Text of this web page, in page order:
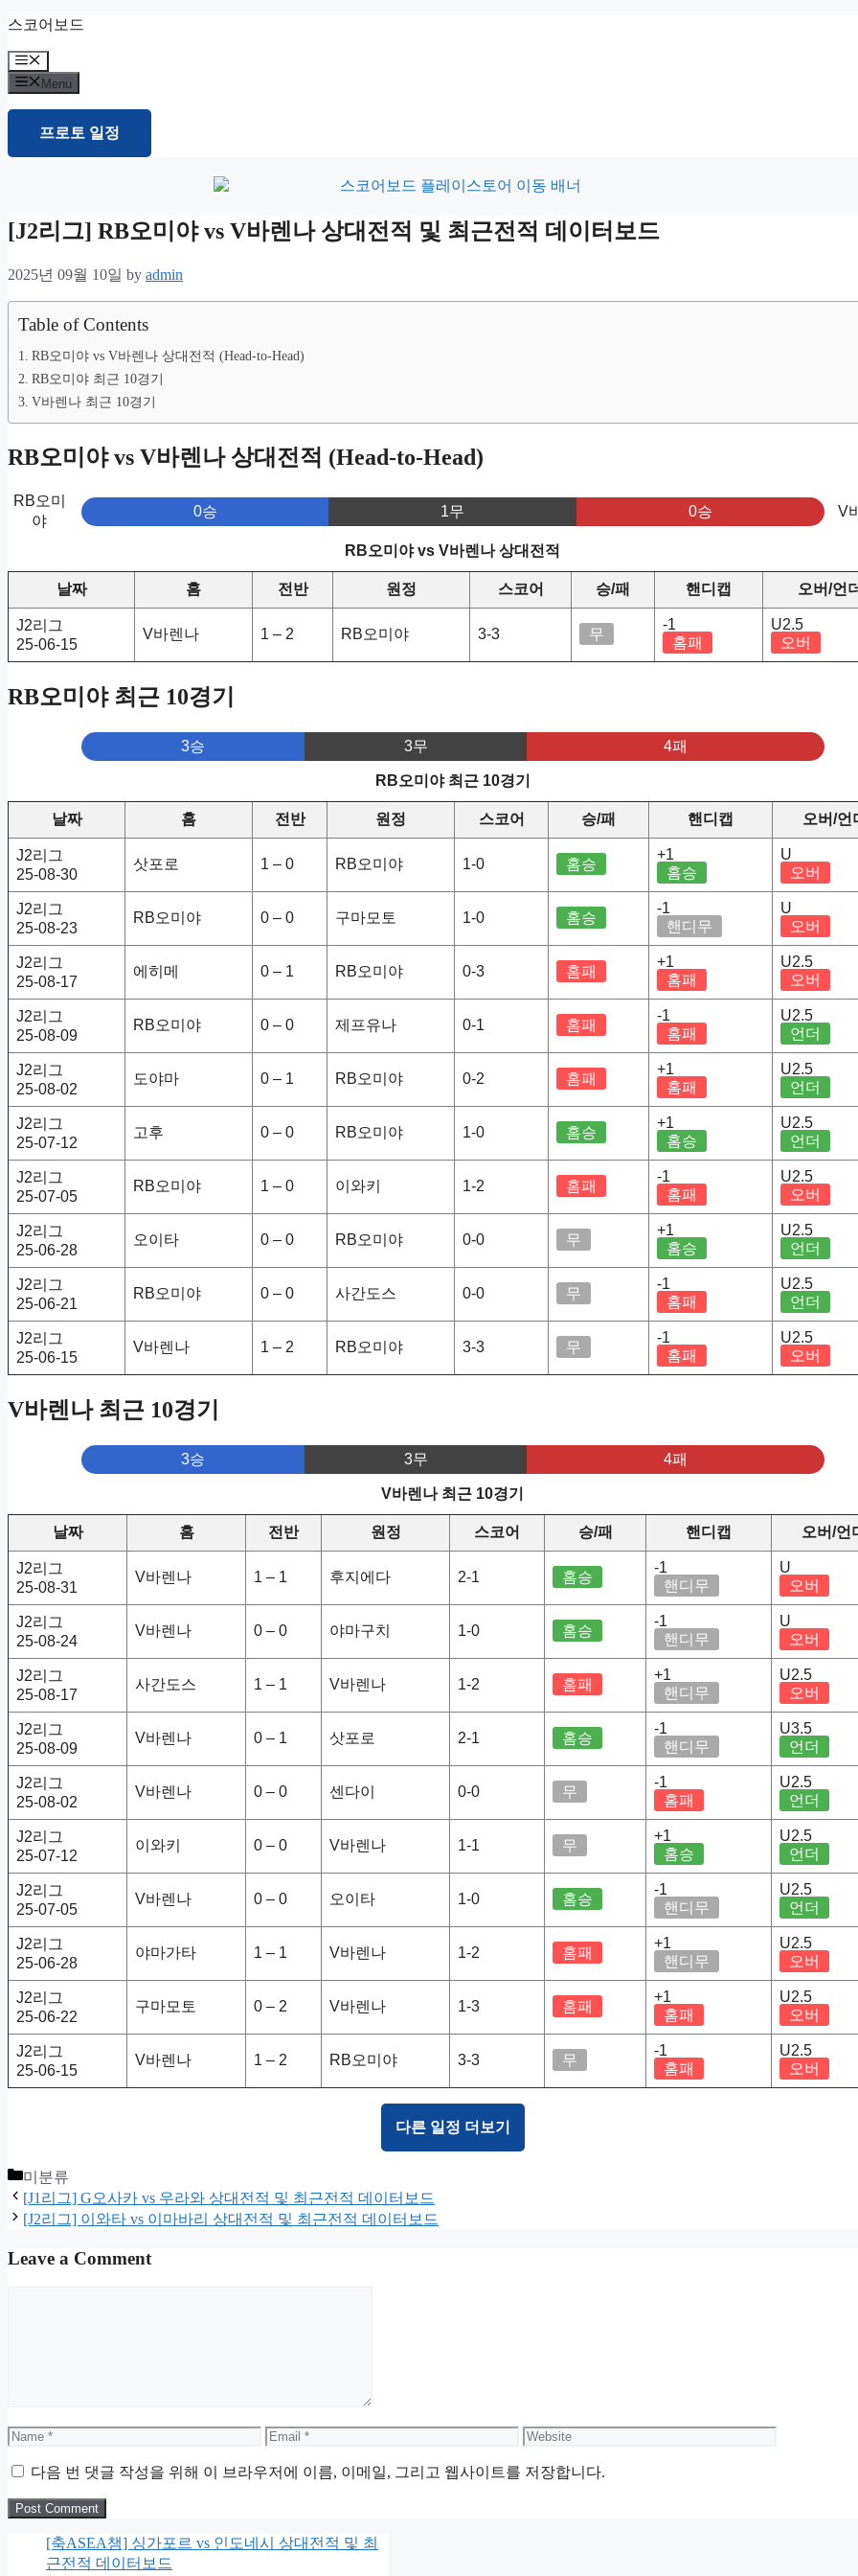
Skip
content
스코어보드
Menu
Menu
프로토 일정
[J2리그] RB오미야 vs V바렌나 상대전적 및 최근전적 데이터보드
2025년 09월 10일 by admin
Table of Contents
RB오미야 vs V바렌나 상대전적 (Head-to-Head)
RB오미야 최근 10경기
V바렌나 최근 10경기
RB오미야 vs V바렌나 상대전적 (Head-to-Head)
RB오미
야
0승 1무 0승 V
RB오미야 vs V바렌나 상대전적
날짜 홈 전반 원정 스코어 승/패 핸디캡 오버/언
J2리그
25-06-15
V바렌나 1 – 2 RB오미야 3-3 무
-1
홈패
U2.5
오버
RB오미야 최근 10경기
3승 3무 4패
RB오미야 최근 10경기
날짜 홈 전반 원정 스코어 승/패 핸디캡 오버/언
J2리그
25-08-30
삿포로 1 – 0 RB오미야 1-0 홈승
+1
홈승
U
오버
J2리그
25-08-23
RB오미야 0 – 0 구마모토 1-0 홈승
-1
핸디무
U
오버
J2리그
25-08-17
에히메 0 – 1 RB오미야 0-3 홈패
+1
홈패
U2.5
오버
J2리그
25-08-09
RB오미야 0 – 0 제프유나 0-1 홈패
-1
홈패
U2.5
언더
J2리그
25-08-02
도야마 0 – 1 RB오미야 0-2 홈패
+1
홈패
U2.5
언더
J2리그
25-07-12
고후 0 – 0 RB오미야 1-0 홈승
+1
홈승
U2.5
언더
J2리그
25-07-05
RB오미야 1 – 0 이와키 1-2 홈패
-1
홈패
U2.5
오버
J2리그
25-06-28
오이타 0 – 0 RB오미야 0-0 무
+1
홈승
U2.5
언더
J2리그
25-06-21
RB오미야 0 – 0 사간도스 0-0 무
-1
홈패
U2.5
언더
J2리그
25-06-15
V바렌나 1 – 2 RB오미야 3-3 무
-1
홈패
U2.5
오버
V바렌나 최근 10경기
3승 3무 4패
V바렌나 최근 10경기
날짜 홈 전반 원정 스코어 승/패 핸디캡 오버/언
J2리그
25-08-31
V바렌나 1 – 1 후지에다 2-1 홈승
-1
핸디무
U
오버
J2리그
25-08-24
V바렌나 0 – 0 야마구치 1-0 홈승
-1
핸디무
U
오버
J2리그
25-08-17
사간도스 1 – 1 V바렌나 1-2 홈패
+1
핸디무
U2.5
오버
J2리그
25-08-09
V바렌나 0 – 1 삿포로 2-1 홈승
-1
핸디무
U3.5
언더
J2리그
25-08-02
V바렌나 0 – 0 센다이 0-0 무
-1
홈패
U2.5
언더
J2리그
25-07-12
이와키 0 – 0 V바렌나 1-1 무
+1
홈승
U2.5
언더
J2리그
25-07-05
V바렌나 0 – 0 오이타 1-0 홈승
-1
핸디무
U2.5
언더
J2리그
25-06-28
야마가타 1 – 1 V바렌나 1-2 홈패
+1
핸디무
U2.5
오버
J2리그
25-06-22
구마모토 0 – 2 V바렌나 1-3 홈패
+1
홈패
U2.5
오버
J2리그
25-06-15
V바렌나 1 – 2 RB오미야 3-3 무
-1
홈패
U2.5
오버
다른 일정 더보기
Categories
미분류
[J1리그] G오사카 vs 우라와 상대전적 및 최근전적 데이터보드
[J2리그] 이와타 vs 이마바리 상대전적 및 최근전적 데이터보드
Leave a Comment
Name Email Website
다음 번 댓글 작성을 위해 이 브라우저에 이름, 이메일, 그리고 웹사이트를 저장합니다.
[축ASEA챔] 싱가포르 vs 인도네시 상대전적 및 최
근전적 데이터보드